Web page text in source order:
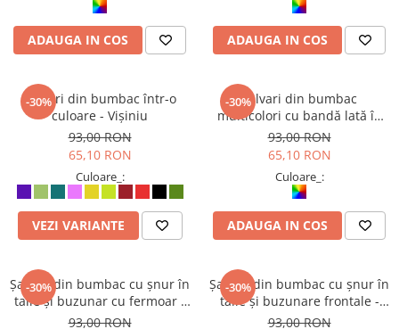
Eșarfe
PRODUSE DE RELAXARE
Produse pentru Baie
Lumânări Parfumate
Bijuterii Energetice
ACCESORII DE IARNĂ
Căciuli
Eșarfe
Mănuși
Jambiere din Lână
Eșarfe Cașmir
ADAUGA IN COS ADAUGA IN COS
-30%
Șalvari din bumbac într-o
culoare - Vișiniu
93,00 RON
65,10 RON
Culoare_:
VEZI VARIANTE
-30%Șalvari din bumbac
multicolori cu bandă lată în
talie - Multicolor (produse
unicat - diferă nuanțele și
ordinea culorilor)
93,00 RON
65,10 RON
Culoare_:
ADAUGA IN COS
-30%
Șalvari din bumbac cu șnur în
talie și buzunar cu fermoar -
Multicolor (produse unicat -
93,00 RON
-30%
Șalvari din bumbac cu șnur în
talie și buzunare frontale -
Portocaliu
93,00 RON